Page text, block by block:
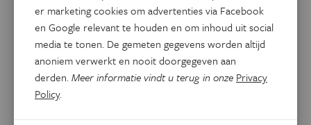
Vanaf €48
Eos Wetenschap
Jouw maandelijkse dosis erg toegankelijke wetenschap en
technologie. Naast lokaal en internationaal
wetenschapsnieuws vind je in
er marketing cookies om advertenties via Facebook
en Google relevant te houden en om inhoud uit social
media te tonen. De gemeten gegevens worden altijd
anoniem verwerkt en nooit doorgegeven aan
derden.Meer informatie vindt u terug in onze Privacy
Policy.